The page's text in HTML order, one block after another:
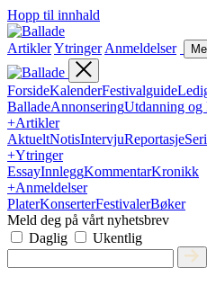
Hopp til innhald
ArtiklerYtringer Anmeldelser
ForsideKalenderFestivalguide
BalladeAnnonseringUtdanning og
+Artikler
AktueltNotisIntervjuReportasje
+Ytringer
EssayInnleggKommentarKronikk
+Anmeldelser
PlaterKonserterFestivalerBøker
Meld deg på vårt nyhetsbrev
Daglig
Ukentlig